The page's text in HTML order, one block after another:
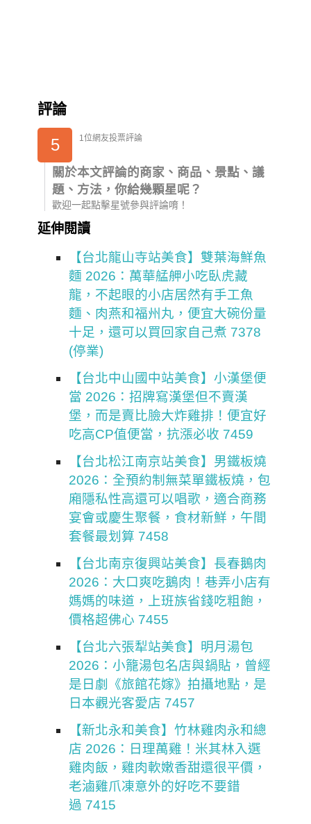
評論
5 1位網友投票評論
關於本文評論的商家、商品、景點、議
題、方法，你給幾顆星呢？
歡迎一起點擊星號參與評論唷！
延伸閱讀
【台北龍山寺站美食】雙葉海鮮魚
麵 2026：萬華艋舺小吃臥虎藏
龍，不起眼的小店居然有手工魚
麵、肉燕和福州丸，便宜大碗份量
十足，還可以買回家自己煮 7378
(停業)
【台北中山國中站美食】小漢堡便
當 2026：招牌寫漢堡但不賣漢
堡，而是賣比臉大炸雞排！便宜好
吃高CP值便當，抗漲必收 7459
【台北松江南京站美食】男鐵板燒
2026：全預約制無菜單鐵板燒，包
廂隱私性高還可以唱歌，適合商務
宴會或慶生聚餐，食材新鮮，午間
套餐最划算 7458
【台北南京復興站美食】長春鵝肉
2026：大口爽吃鵝肉！巷弄小店有
媽媽的味道，上班族省錢吃粗飽，
價格超佛心 7455
【台北六張犁站美食】明月湯包
2026：小籠湯包名店與鍋貼，曾經
是日劇《旅館花嫁》拍攝地點，是
日本觀光客愛店 7457
【新北永和美食】竹林雞肉永和總
店 2026：日理萬雞！米其林入選
雞肉飯，雞肉軟嫩香甜還很平價，
老滷雞爪凍意外的好吃不要錯
過 7415